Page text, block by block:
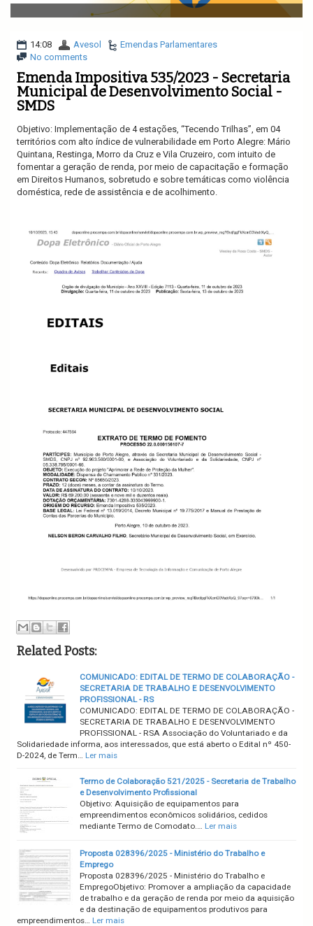
v
i
a
o
n
14:08 Avesol
Emendas Parlamentares
No comments
Emenda Impositiva 535/2023 - Secretaria
Municipal de Desenvolvimento Social -
SMDS
Objetivo: Implementação de 4estações, “Tecendo Trilhas” , em 04
territórios com alto índice de vulnerabilidade em Porto Alegre: Mário
Quintana , Restinga Morro da Cruz e Vila Cruzeiro com intuito de
fomentar a geração de renda, por meio de capacitação e formação
em Direitos Humanos, sobretudo e sobre temáticas como violência
doméstica, rede de assistência e de acolhimento
Related Posts:
COMUNICADO: EDITAL DE TERMO DE COLABORAÇÃO -
SECRETARIA DE TRABALHO E DESENVOLVIMENTO
PROFISSIONAL - RS
COMUNICADO: EDITAL DE TERMO DE COLABORAÇÃO -
SECRETARIA DE TRABALHO E DESENVOLVIMENTO
PROFISSIONAL - RSA Associação do Voluntariado e da
Solidariedade informa, aos interessados, que está aberto o Edital nº 450-
D-2024, de Term… Ler mais
Termo de Colaboração 521/2025 - Secretaria de Trabalho
e Desenvolvimento Profissional
Objetivo: Aquisição de equipamentos para
empreendimentos econômicos solidários, cedidos
mediante Termo de Comodato.… Ler mais
Proposta 028396/2025 - Ministério do Trabalho e
Emprego
Proposta 028396/2025 - Ministério do Trabalho e
EmpregoObjetivo: Promover a ampliação da capacidade
de trabalho e da geração de renda por meio da aquisição
e da destinação de equipamentos produtivos para
empreendimentos… Ler mais